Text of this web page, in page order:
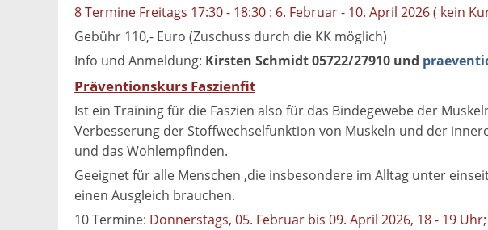
8 Termine Freitags 17:30 - 18:30 : 6. Februar - 10. April 2026 ( kein
Gebühr 110,- Euro (Zuschuss durch die KK möglich)
Info und Anmeldung: Kirsten Schmidt 05722/27910 und
Präventionskurs Faszienfit
Ist ein Training für die Faszien also für das Bindegewebe der
Verbesserung der Stoffwechselfunktion von Muskeln und der
und das Wohlempfinden.
Geeignet für alle Menschen ,die insbesondere im Alltag unter
einen Ausgleich brauchen.
10 Termine: Donnerstags, 05. Februar bis 09. April 2026, 18 - 19